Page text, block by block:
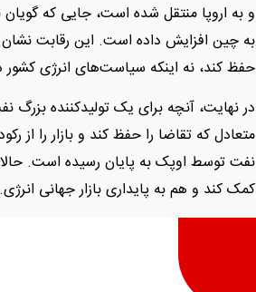
و به اروپا منتقل شده است، جایی که
به چین افزایش داده است. این رقابت
حفظ کند، نه اینکه سیاست‌های انرژی کشور
در نهایت، آنچه برای یک تولیدکننده
متعادل که تقاضا را حفظ کند و بازار را از
نفت توسط اوپک به پایان رسیده است.
کمک کند و هم به پایداری بازار جهانی انرژی.